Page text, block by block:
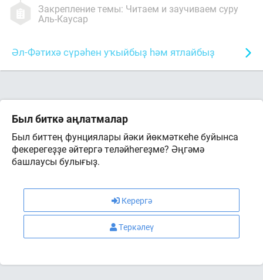
Закрепление темы: Читаем и заучиваем суру
Аль-Каусар
Әл-Фәтихә сүрәһен уҡыйбыҙ һәм ятлайбыҙ
Был биткә аңлатмалар
Был биттең фунциялары йәки йөкмәткеһе буйынса
фекерегеҙҙе әйтергә теләйһегеҙме? Әңгәмә
башлаусы булығыҙ.
Керергә
Теркәлеү